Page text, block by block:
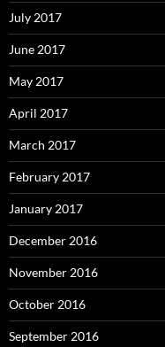
July 2017
June 2017
May 2017
April 2017
March 2017
February 2017
January 2017
December 2016
November 2016
October 2016
September 2016